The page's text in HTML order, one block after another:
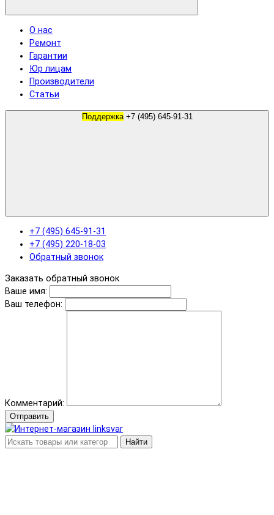
О нас
Ремонт
Гарантии
Юр лицам
Производители
Статьи
Поддержка
+7 (495) 645-91-31
+7 (495) 220-18-03
Обратный звонок
Заказать обратный звонок
Ваше имя:
Ваш телефон:
Комментарий:
Отправить
Найти